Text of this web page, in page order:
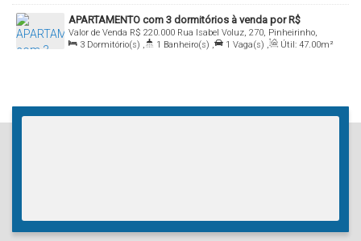
APARTAMENTO com 3 dormitórios à venda por R$
220.000,00 no bairro Pinheirinho - CURITIBA / PR
R$ 220.000
Valor de Venda
Rua Isabel Voluz, 270, Pinheirinho,
Curitiba, Paraná, Brasil
3 Dormitório(s) , 1 Banheiro(s) , 1 Vaga(s) , Útil: 47.00m²